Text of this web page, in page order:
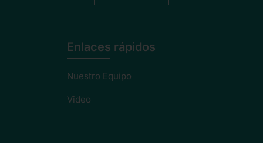
Enlaces rápidos
Nuestro Equipo
Video